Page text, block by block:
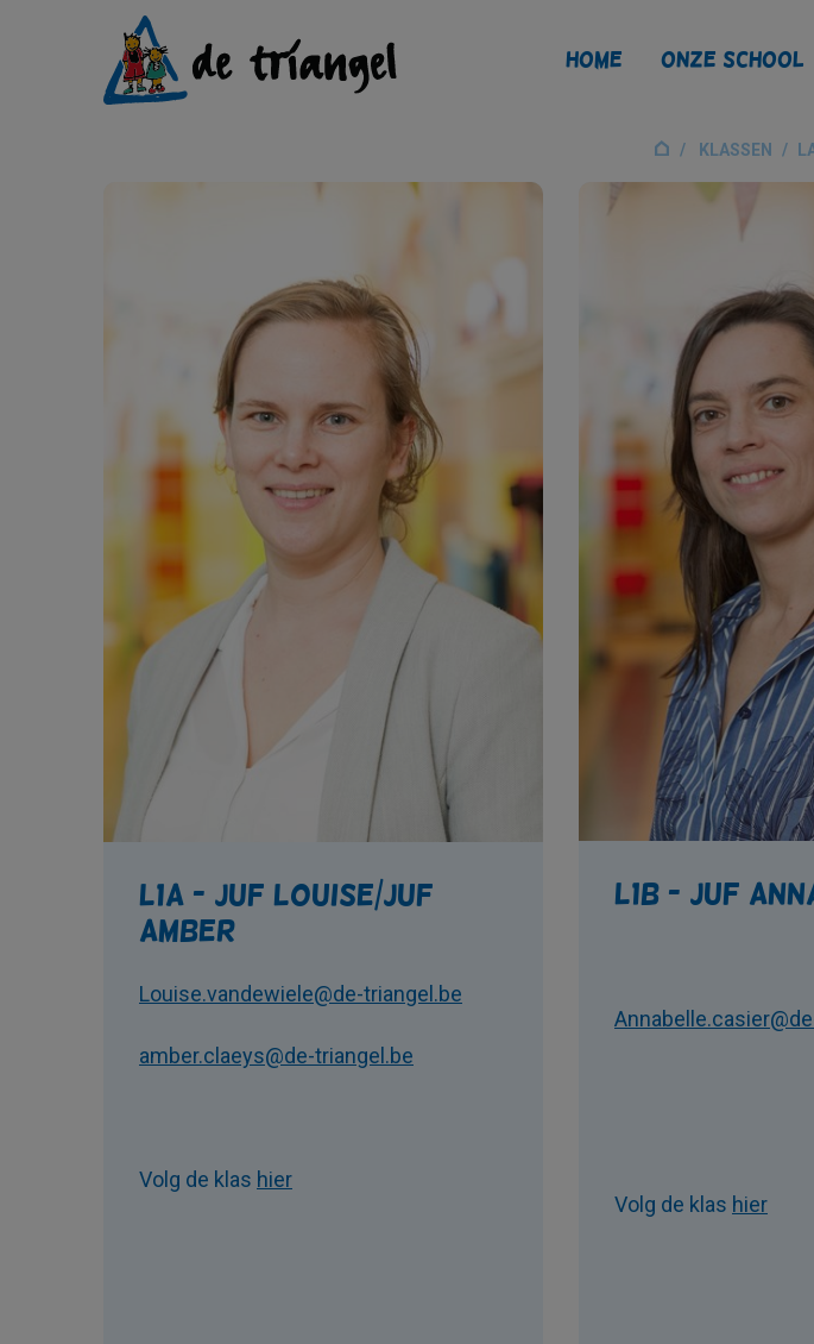
Home Onze school
KLASSEN
L1A - juf Louise/juf
Amber
Louise.vandewiele@de-triangel.be
amber.claeys@de-triangel.be
Volg de klas hier
L1B - juf
Volg de klas hier